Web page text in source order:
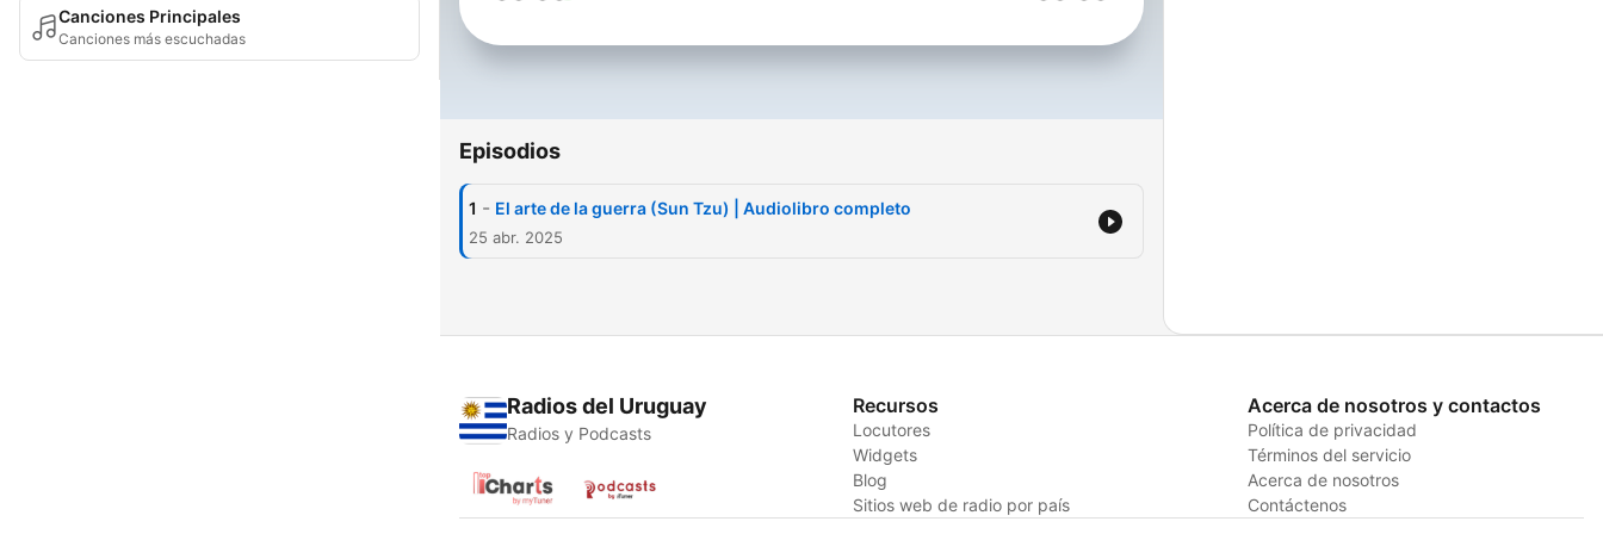
Canciones Principales
Canciones más escuchadas
inglés.)
semana.
TikTok: @PigeonCasaEditorial
Conviértete en un supporter
-6603676/support.
Episodios
1 - El arte de la guerra (Sun Tzu) | Audiolibro completo
25 abr. 2025
Radios del Uruguay
Radios y Podcasts
Recursos
Locutores
Widgets
Blog
Sitios web de radio por país
Acerca de nosotros y contactos
Política de privacidad
Términos del servicio
Acerca de nosotros
Contáctenos